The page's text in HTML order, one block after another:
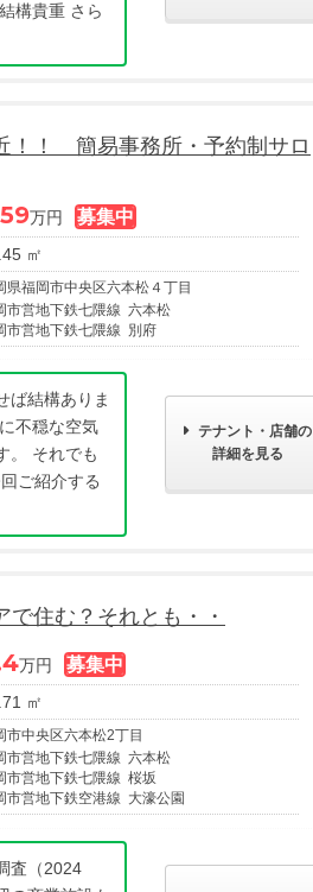
構貴重 さら
！！ 簡易事務所・予約制サロ
万円
㎡
県福岡市中央区六本松４丁目
市営地下鉄七隈線 六本松
市営地下鉄七隈線 別府
ば結構ありま
不穏な空気
。 それでも
ご紹介する
テナント・店舗の
詳細を見る
で住む？それとも・・
万円
㎡
市中央区六本松2丁目
市営地下鉄七隈線 六本松
市営地下鉄七隈線 桜坂
市営地下鉄空港線 大濠公園
査（2024